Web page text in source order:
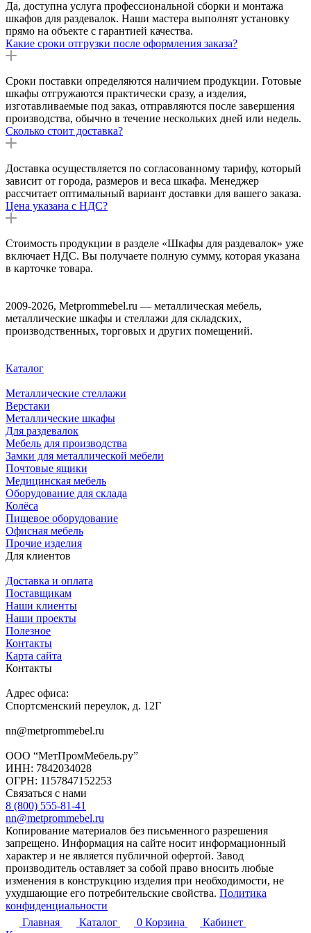
Да, доступна услуга профессиональной сборки и монтажа
шкафов для раздевалок. Наши мастера выполнят установку
прямо на объекте с гарантией качества.
Какие сроки отгрузки после оформления заказа?
Сроки поставки определяются наличием продукции. Готовые
шкафы отгружаются практически сразу, а изделия,
изготавливаемые под заказ, отправляются после завершения
производства, обычно в течение нескольких дней или недель.
Сколько стоит доставка?
Доставка осуществляется по согласованному тарифу, который
зависит от города, размеров и веса шкафа. Менеджер
рассчитает оптимальный вариант доставки для вашего заказа.
Цена указана с НДС?
Стоимость продукции в разделе «Шкафы для раздевалок» уже
включает НДС. Вы получаете полную сумму, которая указана
в карточке товара.
2009-2026, Metprommebel.ru — металлическая мебель,
металлические шкафы и стеллажи для складских,
производственных, торговых и других помещений.
Каталог
Металлические стеллажи
Верстаки
Металлические шкафы
Для раздевалок
Мебель для производства
Замки для металлической мебели
Почтовые ящики
Медицинская мебель
Оборудование для склада
Колёса
Пищевое оборудование
Офисная мебель
Прочие изделия
Для клиентов
Доставка и оплата
Поставщикам
Наши клиенты
Наши проекты
Полезное
Контакты
Карта сайта
Контакты
Адрес офиса:
Спортсменский переулок, д. 12Г
nn@metprommebel.ru
ООО “МетПромМебель.ру”
ИНН: 7842034028
ОГРН: 1157847152253
Связаться с нами
8 (800) 555-81-41
nn@metprommebel.ru
Копирование материалов без письменного разрешения
запрещено. Информация на сайте носит информационный
характер и не является публичной офертой. Завод
производитель оставляет за собой право вносить любые
изменения в конструкцию изделия при необходимости, не
ухудшающие его потребительские свойства. Политика
конфиденциальности
Главная
Каталог 0 Корзина
Кабинет